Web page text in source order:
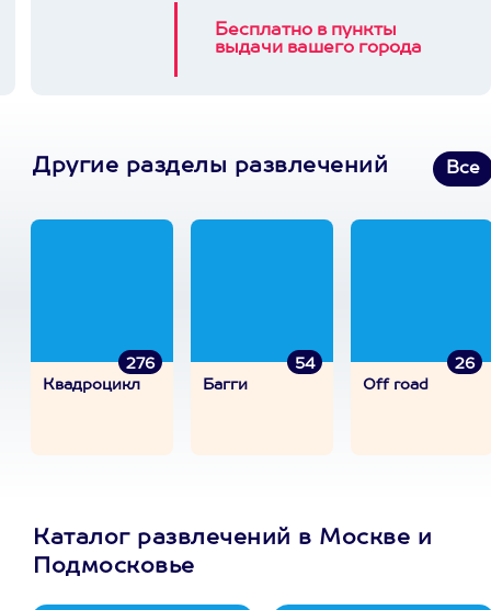
Бесплатно в пункты
выдачи вашего города
Другие разделы развлечений Все
276
Квадроцикл
54
Багги
26
Off road
Каталог развлечений в Москве и
Подмосковье